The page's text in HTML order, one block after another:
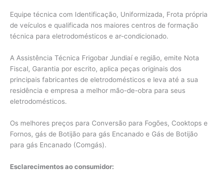
Equipe técnica com Identificação, Uniformizada, Frota própria
de veículos e qualificada nos maiores centros de formação
técnica para eletrodomésticos e ar-condicionado.
A Assistência Técnica Frigobar Jundiaí e região, emite Nota
Fiscal, Garantia por escrito, aplica peças originais dos
principais fabricantes de eletrodomésticos e leva até a sua
residência e empresa a melhor mão-de-obra para seus
eletrodomésticos.
Os melhores preços para Conversão para Fogões, Cooktops e
Fornos, gás de Botijão para gás Encanado e Gás de Botijão
para gás Encanado (Comgás).
Esclarecimentos ao consumidor: